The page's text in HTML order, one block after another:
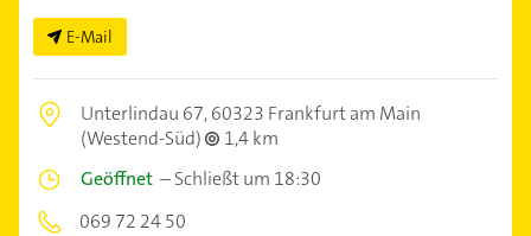
E-Mail
Unterlindau 67,60323 Frankfurt am Main
(Westend-Süd)
1,4 km
Geöffnet –Schließt um 18:30
069 72 24 50